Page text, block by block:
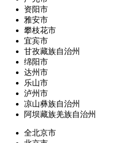
资阳市
雅安市
攀枝花市
宜宾市
甘孜藏族自治州
绵阳市
达州市
乐山市
泸州市
凉山彝族自治州
阿坝藏族羌族自治州
全北京市